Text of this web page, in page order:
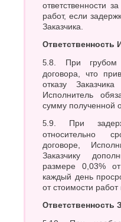
ответственности
работ, если
Заказчика.
5.8. При грубом нарушении условий
договора, что
отказу
Исполнитель
сумму полученной
5.9. При задержке сдачи работы
относительно
договоре,
Заказчику
размере 0,03%
каждый день
от стоимости работ
Ответственность